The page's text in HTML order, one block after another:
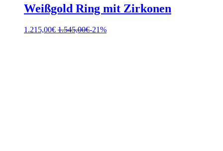
Weißgold Ring mit Zirkonen
1.215,00€ 1.545,00€-21%